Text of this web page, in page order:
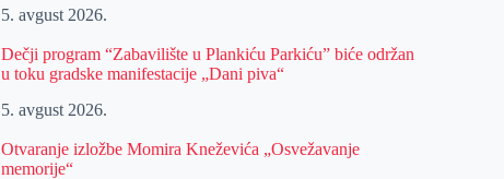
5. avgust 2026.
Dečji program “Zabavilište u Plankiću Parkiću” biće održan
u toku gradske manifestacije „Dani piva“
5. avgust 2026.
Otvaranje izložbe Momira Kneževića „Osvežavanje
memorije“